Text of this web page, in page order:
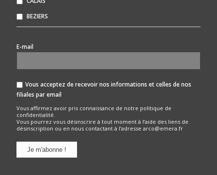
BEZIERS
E-mail
Vous acceptez de recevoir nos informations et celles de nos
filiales par email
Vous affirmez avoir pris connaissance de notre politique de
confidentialité.
Vous pourrez vous désinscrire à tout moment à l’aide des liens de
désinscription ou en nous contactant à l’adresse arco@emera.fr